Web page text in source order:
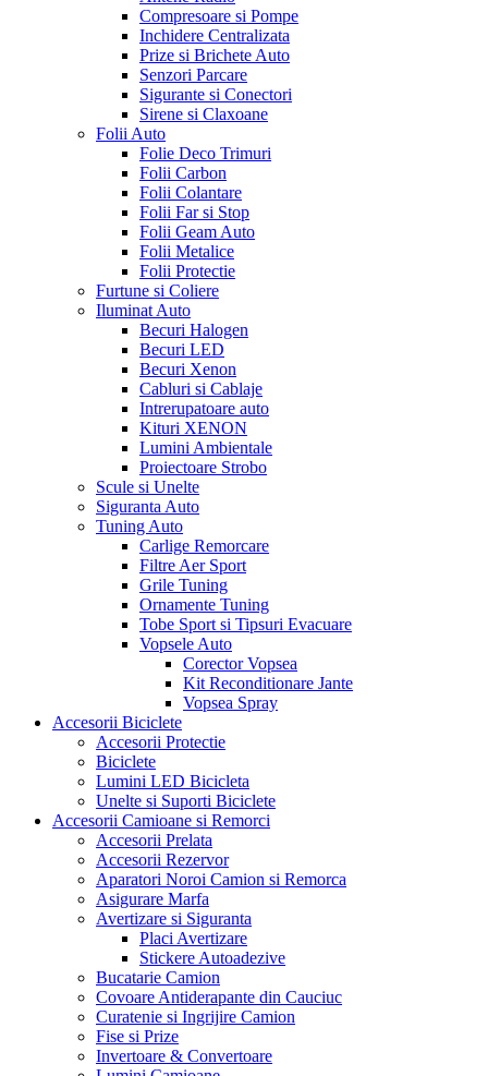
Compresoare si Pompe
Inchidere Centralizata
Prize si Brichete Auto
Senzori Parcare
Sigurante si Conectori
Sirene si Claxoane
Folii Auto
Folie Deco Trimuri
Folii Carbon
Folii Colantare
Folii Far si Stop
Folii Geam Auto
Folii Metalice
Folii Protectie
Furtune si Coliere
Iluminat Auto
Becuri Halogen
Becuri LED
Becuri Xenon
Cabluri si Cablaje
Intrerupatoare auto
Kituri XENON
Lumini Ambientale
Proiectoare Strobo
Scule si Unelte
Siguranta Auto
Tuning Auto
Carlige Remorcare
Filtre Aer Sport
Grile Tuning
Ornamente Tuning
Tobe Sport si Tipsuri Evacuare
Vopsele Auto
Corector Vopsea
Kit Reconditionare Jante
Vopsea Spray
Accesorii Biciclete
Accesorii Protectie
Biciclete
Lumini LED Bicicleta
Unelte si Suporti Biciclete
Accesorii Camioane si Remorci
Accesorii Prelata
Accesorii Rezervor
Aparatori Noroi Camion si Remorca
Asigurare Marfa
Avertizare si Siguranta
Placi Avertizare
Stickere Autoadezive
Bucatarie Camion
Covoare Antiderapante din Cauciuc
Curatenie si Ingrijire Camion
Fise si Prize
Invertoare & Convertoare